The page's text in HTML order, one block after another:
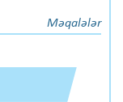
Məqalələr